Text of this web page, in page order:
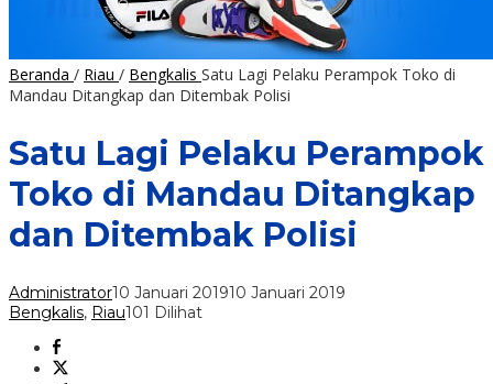
Beranda / Riau / Bengkalis Satu Lagi Pelaku Perampok Toko di
Mandau Ditangkap dan Ditembak Polisi
Satu Lagi Pelaku Perampok
Toko di Mandau Ditangkap
dan Ditembak Polisi
Administrator10 Januari 201910 Januari 2019
Bengkalis, Riau101 Dilihat